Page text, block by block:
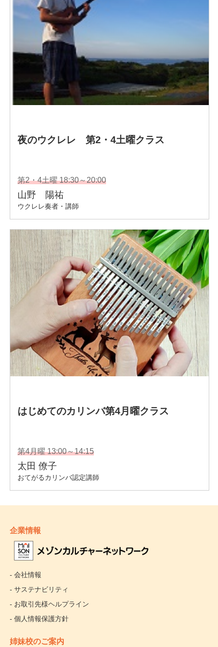
企業情報
- 会社情報
- サステナビリティ
- お取引先様ヘルプライン
- 個人情報保護方針
姉妹校のご案内